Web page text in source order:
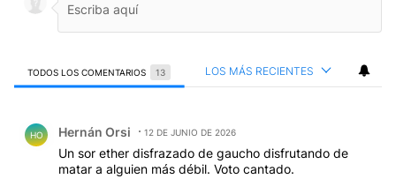
TODOS LOS COMENTARIOS 13 LOS MÁS RECIENTES
HO Hernán Orsi 12 DE JUNIO DE 2026
Un sor ether disfrazado de gaucho disfrutando de
matar a alguien más débil. Voto cantado.